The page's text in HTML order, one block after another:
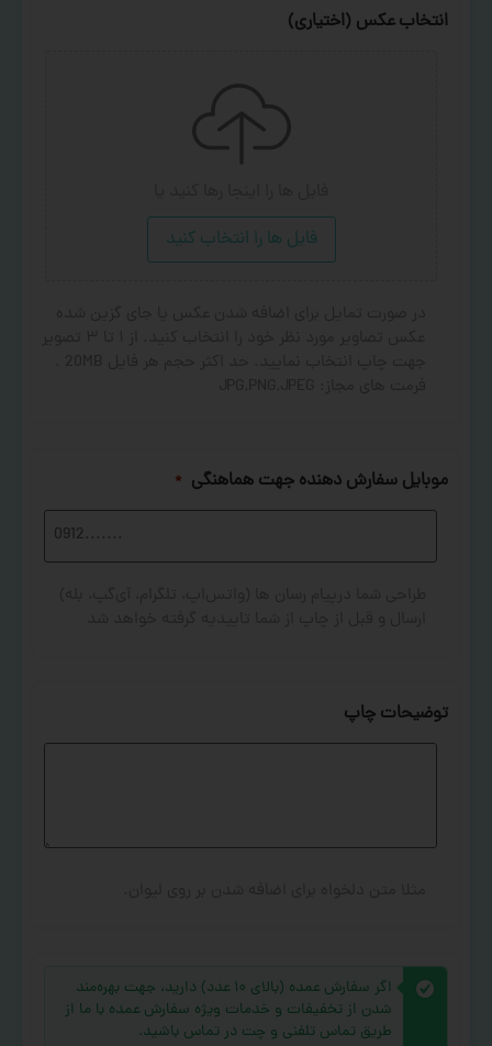
انتخاب عکس (اختیاری)
فایل ها را انتخاب کنید
موبایل سفارش دهنده جهت هماهنگی *
توضیحات چاپ
اگر سفارش عمده (بالای ۱۰ عدد) دارید، جهت بهره‌مند
شدن از تخفیفات و خدمات ویژه سفارش عمده با ما از
طریق تماس تلفنی و چت در تماس باشید.